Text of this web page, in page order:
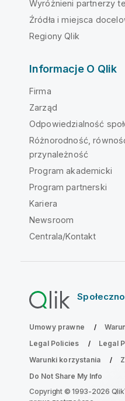
Wyróżnieni partnerzy
Źródła i miejsca
Regiony Qlik
Informacje O Qlik
Firma
Zarząd
Odpowiedzialność
Różnorodność,
przynależność
Program akademicki
Program partnerski
Kariera
Newsroom
Centrala/Kontakt
Umowy prawne
Legal Policies
Legal
Warunki korzystania
Do Not Share My Info
Copyright © 1993-2026